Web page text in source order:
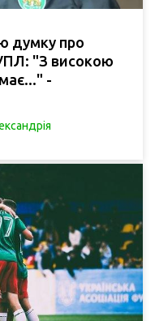
думку про
"З високою
-